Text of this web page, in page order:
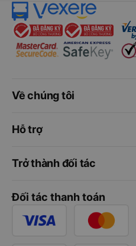
Về chúng tôi
Hỗ trợ
Trở thành đối tác
Đối tác thanh toán